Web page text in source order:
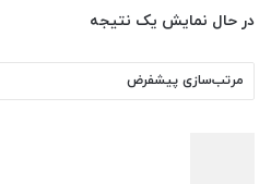
در حال نمایش یک نتیجه